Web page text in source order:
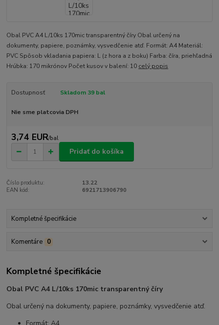
Obal PVC A4 L/10ks 170mic transparentný číry Obal určený na
dokumenty, papiere, poznámky, vysvedčenie atď. Formát: A4 Materiál:
PVC Spôsob vkladania papiera: L (z hora a z boku) Farba: číra, priehľadná
Hrúbka: 170 mikrónov Počet kusov v balení: 10 celý popis
Dostupnosť Skladom 39 bal
Nie sme platcovia DPH
3,74 EUR/bal
Pridať do košíka
Číslo produktu:
13.22
EAN kód:
6921713906790
Kompletné špecifikácie
Komentáre 0
Kompletné špecifikácie
Obal PVC A4 L/10ks 170mic transparentný číry
Obal určený na dokumenty, papiere, poznámky, vysvedčenie atď.
Formát: A4